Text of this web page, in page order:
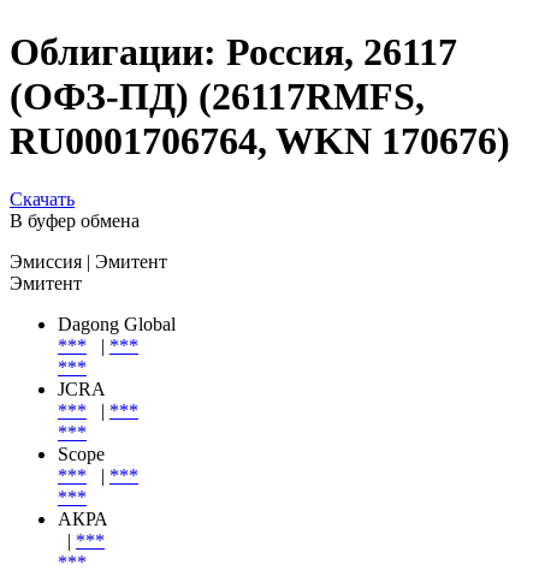
Облигации: Россия, 26117
RU0001706764, WKN 170676)
Скачать
Эмиссия | Эмитент
Эмитент
Dagong Global
***
***
JCRA
***
***
Scope
***